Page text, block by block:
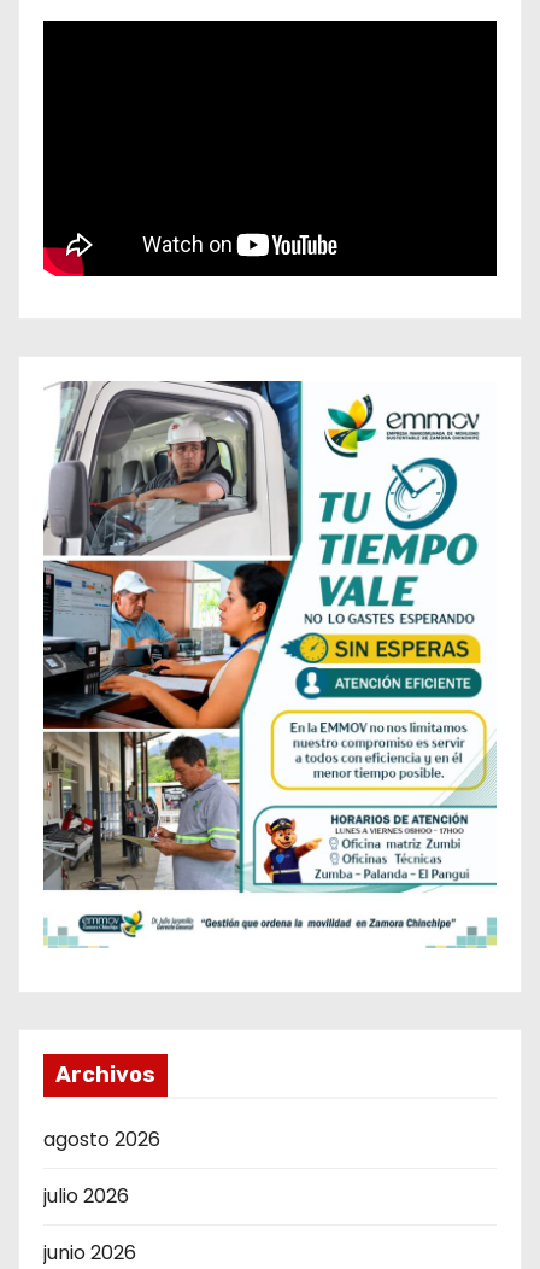
Archivos
agosto 2026
julio 2026
junio 2026